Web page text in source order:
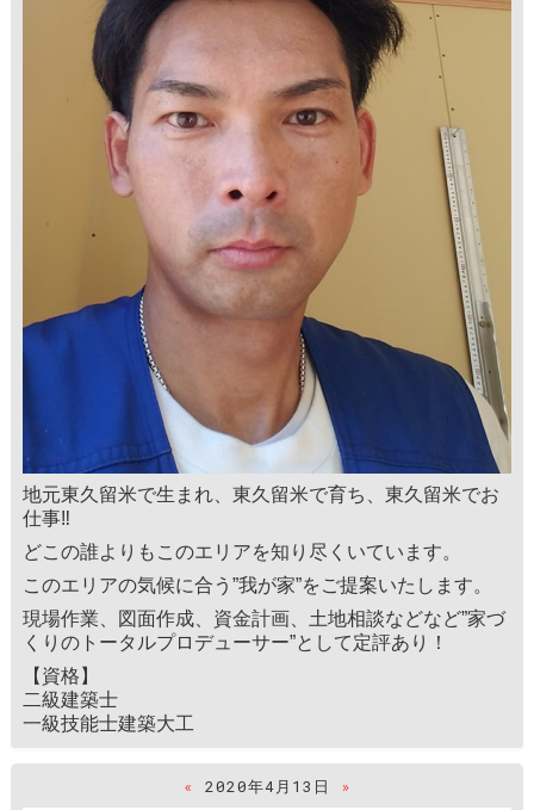
地元東久留米で生まれ、東久留米で育ち、東久留米でお
仕事‼
どこの誰よりもこのエリアを知り尽くいています。
このエリアの気候に合う”我が家”をご提案いたします。
現場作業、図面作成、資金計画、土地相談などなど”家づ
くりのトータルプロデューサー”として定評あり！
【資格】
二級建築士
一級技能士建築大工
« 2020年4月13日
»